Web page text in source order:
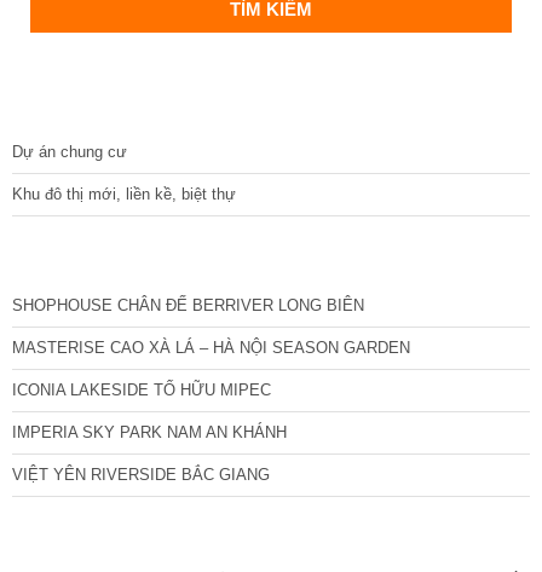
Dự án chung cư
Khu đô thị mới, liền kề, biệt thự
SHOPHOUSE CHÂN ĐẾ BERRIVER LONG BIÊN
MASTERISE CAO XÀ LÁ – HÀ NỘI SEASON GARDEN
ICONIA LAKESIDE TỐ HỮU MIPEC
IMPERIA SKY PARK NAM AN KHÁNH
VIỆT YÊN RIVERSIDE BẮC GIANG